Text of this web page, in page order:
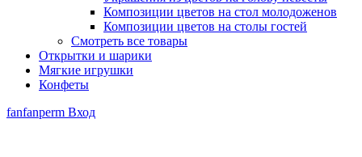
Композиции цветов на стол молодоженов
Композиции цветов на столы гостей
Смотреть все товары
Открытки и шарики
Мягкие игрушки
Конфеты
fanfanperm Вход